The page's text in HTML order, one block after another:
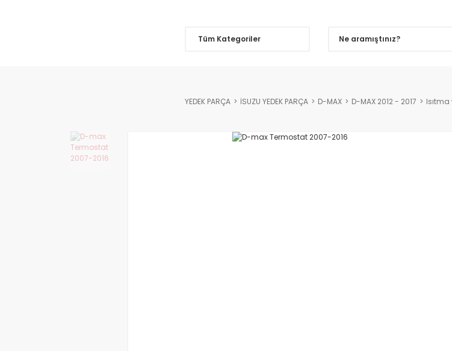
Tüm Kategoriler
YEDEK PARÇA İSUZU YEDEK PARÇA D-MAX D-MAX 2012 - 2017